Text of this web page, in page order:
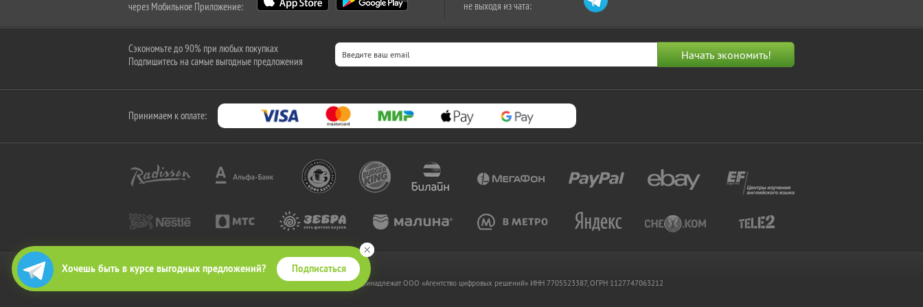
Хочешь быть в курсе выгодных предложений? Подписаться
через Мобильное Приложение:
не выходя из чата:
Сэкономьте до 90% при любых покупках
Подпишитесь на самые выгодные предложения
Принимаем к оплате:
2010-2026 © КупиКупон. Все права защищены.
Все права на товарный знак "КупиКупон" и на сайт www.kupikupon.ru принадлежат OOO «Агентство цифровых решений» ИНН 7705523387, ОГРН 1127747063212